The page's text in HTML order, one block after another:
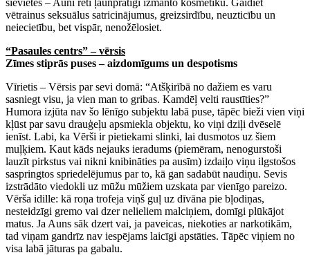
vētrainus seksuālus satricinājumus, greizsirdību, neuzticību un
neiecietību, bet vispār, nenožēlosiet.
“Pasaules centrs” – vērsis
Zīmes stiprās puses – aizdomīgums un despotisms
Vīrietis – Vērsis par sevi domā: “Atšķirībā no dažiem es varu
sasniegt visu, ja vien man to gribas. Kamdēļ velti raustīties?”
Humora izjūta nav šo lēnīgo subjektu labā puse, tāpēc bieži vien viņi
kļūst par savu drauģeļu apsmiekla objektu, ko viņi dziļi dvēselē
ienīst. Labi, ka Vērši ir pietiekami slinki, lai dusmotos uz šiem
muļķiem. Kaut kāds nejauks ieradums (piemēram, nenogurstoši
lauzīt pirkstus vai nikni knibināties pa ausīm) izdaiļo viņu ilgstošos
saspringtos spriedelējumus par to, kā gan sadabūt naudiņu. Sevis
izstrādāto viedokli uz mūžu mūžiem uzskata par vienīgo pareizo.
Vērša idille: kā roņa trofeja viņš guļ uz dīvāna pie bļodiņas,
nesteidzīgi gremo vai dzer nelieliem malciņiem, domīgi plūkājot
matus. Ja Auns sāk dzert vai, ja paveicas, niekoties ar narkotikām,
tad viņam gandrīz nav iespējams laicīgi apstāties. Tāpēc viņiem no
visa labā jāturas pa gabalu.